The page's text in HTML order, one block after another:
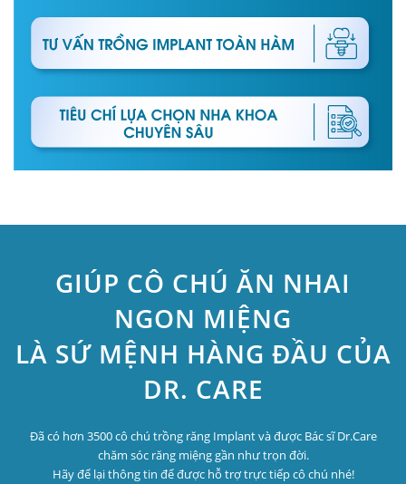
GIÚP CÔ CHÚ ĂN NHAI
NGON MIỆNG
LÀ SỨ MỆNH HÀNG ĐẦU CỦA
DR. CARE
Đã có hơn 3500 cô chú trồng răng Implant và được Bác sĩ Dr.Care
chăm sóc răng miệng gần như trọn đời.
Hãy để lại thông tin để được hỗ trợ trực tiếp cô chú nhé!